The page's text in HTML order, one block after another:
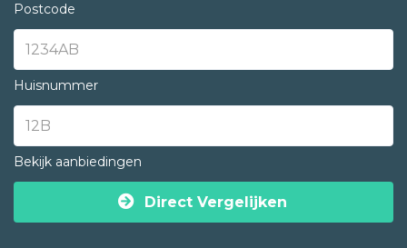
Postcode
Huisnummer
Bekijk aanbiedingen
Direct Vergelijken